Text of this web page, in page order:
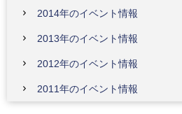
2014年のイベント情報
2013年のイベント情報
2012年のイベント情報
2011年のイベント情報